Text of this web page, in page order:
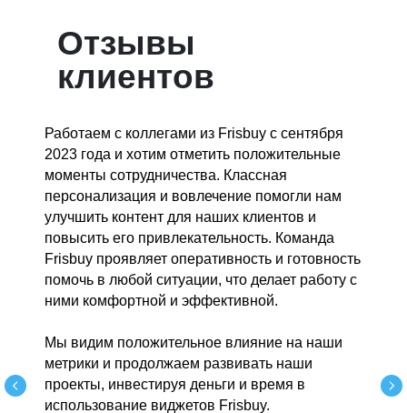
Отзывы
клиентов
Работаем с коллегами из Frisbuy с сентября
2023 года и хотим отметить положительные
моменты сотрудничества. Классная
персонализация и вовлечение помогли нам
улучшить контент для наших клиентов и
повысить его привлекательность. Команда
Frisbuy проявляет оперативность и готовность
помочь в любой ситуации, что делает работу с
ними комфортной и эффективной.
Мы видим положительное влияние на наши
метрики и продолжаем развивать наши
проекты, инвестируя деньги и время в
использование виджетов Frisbuy.